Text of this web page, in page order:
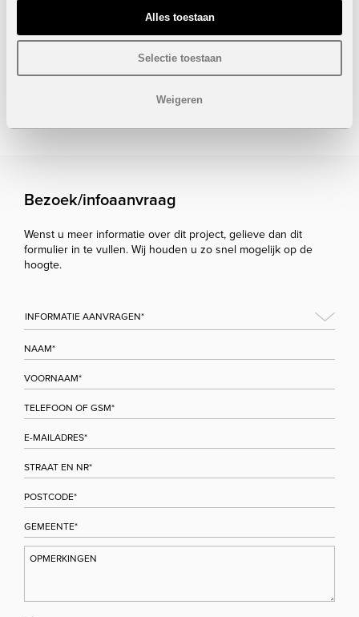
Alles toestaan
Selectie toestaan
Weigeren
STUUR NAAR EEN VRIEND
Bezoek/infoaanvraag
Wenst u meer informatie over dit project, gelieve dan dit
formulier in te vullen. Wij houden u zo snel mogelijk op de
hoogte.